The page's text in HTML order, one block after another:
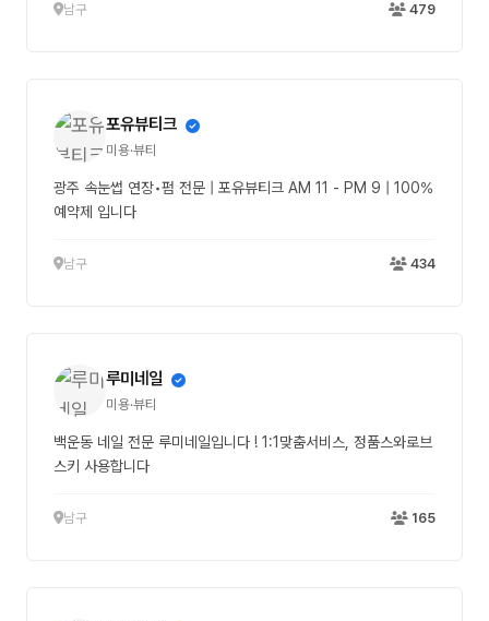
남구 479
포유뷰티크
미용·뷰티
광주 속눈썹 연장•펌 전문 | 포유뷰티크 AM 11 - PM 9 | 100%
예약제 입니다
남구 434
루미네일
미용·뷰티
백운동 네일 전문 루미네일입니다 ! 1:1맞춤서비스, 정품스와로브
스키 사용합니다
남구 165